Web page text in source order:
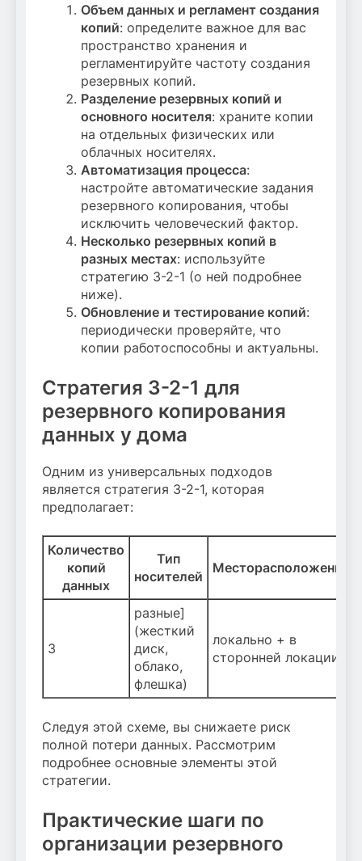
Объем данных и регламент создания
копий: определите важное для вас
пространство хранения и
регламентируйте частоту создания
резервных копий.
Разделение резервных копий и
основного носителя: храните копии
на отдельных физических или
облачных носителях.
Автоматизация процесса:
настройте автоматические задания
резервного копирования, чтобы
исключить человеческий фактор.
Несколько резервных копий в
разных местах: используйте
стратегию 3-2-1 (о ней подробнее
ниже).
Обновление и тестирование копий:
периодически проверяйте, что
копии работоспособны и актуальны.
Стратегия 3-2-1 для
резервного копирования
данных у дома
Одним из универсальных подходов
является стратегия 3-2-1, которая
предполагает:
Количество
копий
данных
Тип
носителей
Месторасположение
3
разные]
(жесткий
диск,
облако,
флешка)
локально + в
сторонней локации
Следуя этой схеме, вы снижаете риск
полной потери данных. Рассмотрим
подробнее основные элементы этой
стратегии.
Практические шаги по
организации резервного